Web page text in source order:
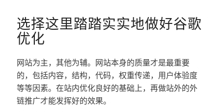
选择这里踏踏实实地做好谷歌
优化
网站为主，其他为辅。网站本身的质量才是最重要
的，包括内容，结构，代码，权重传递，用户体验度
等等因素。在站内优化良好的基础上，再做站外的外
链推广才能发挥好的效果。